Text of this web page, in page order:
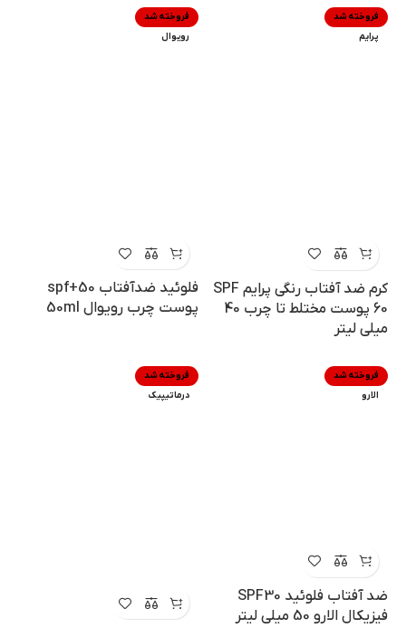
فروخته شد
پرایم
کرم ضد آفتاب رنگی پرایم SPF
60 پوست مختلط تا چرب 40
میلی لیتر
فروخته شد
رویوال
فلوئید ضدآفتاب spf+50
پوست چرب رویوال 50ml
فروخته شد
الارو
ضد آفتاب فلوئید SPF30
فیزیکال الارو 50 میلی لیتر
فروخته شد
درماتیپیک